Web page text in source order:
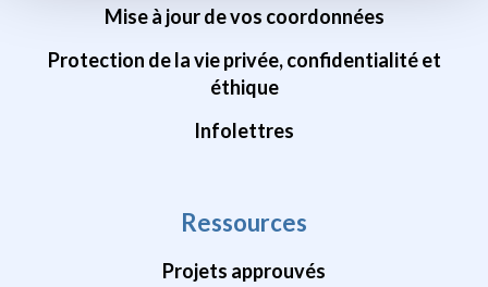
Mise à jour de vos coordonnées
Protection de la vie privée, confidentialité et
éthique
Infolettres
Ressources
Projets approuvés